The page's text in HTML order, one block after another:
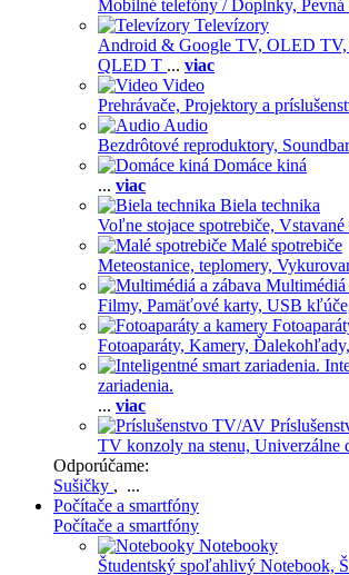
Mobilné telefóny / Doplnky,
Televízory
Android & Google TV, OLED TV,
QLED T ... viac
Video
Prehrávače, Projektory a
Audio
Bezdrôtové reproduktory,
Domáce kiná
... viac
Biela technika
Voľne stojace spotrebiče, Vstavané
Malé spotrebiče
Meteostanice, teplomery,
Multimédiá
Filmy, Pamäťové karty, USB
Fotoaparáty, Kamery, Ďalekohľady,
zariadenia.
... viac
TV konzoly na stenu, Univerzálne
Odporúčame:
Sušičky , ...
Počítače a smartfóny
Počítače a smartfóny
Notebooky
Študentský spoľahlivý Notebook,